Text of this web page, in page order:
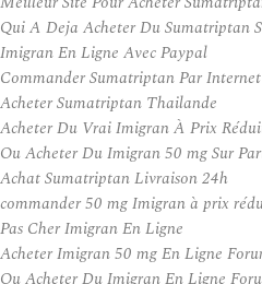
Qui A Deja Acheter Du Sumatriptan
Imigran En Ligne Avec Paypal
Commander Sumatriptan Par Internet
Acheter Sumatriptan Thailande
Acheter Du Vrai Imigran À Prix
Ou Acheter Du Imigran 50 mg Sur
Achat Sumatriptan Livraison 24h
commander 50 mg Imigran à prix
Pas Cher Imigran En Ligne
Acheter Imigran 50 mg En Ligne